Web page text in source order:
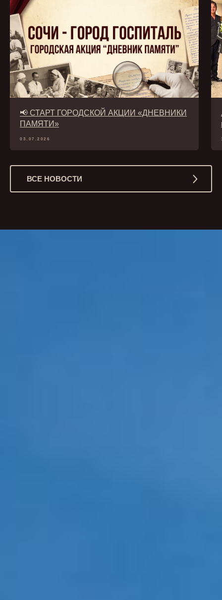
📢 СТАРТ ГОРОДСКОЙ АКЦИИ «ДНЕВНИКИ
ПАМЯТИ»
03.07.2026
ВСЕ НОВОСТИ